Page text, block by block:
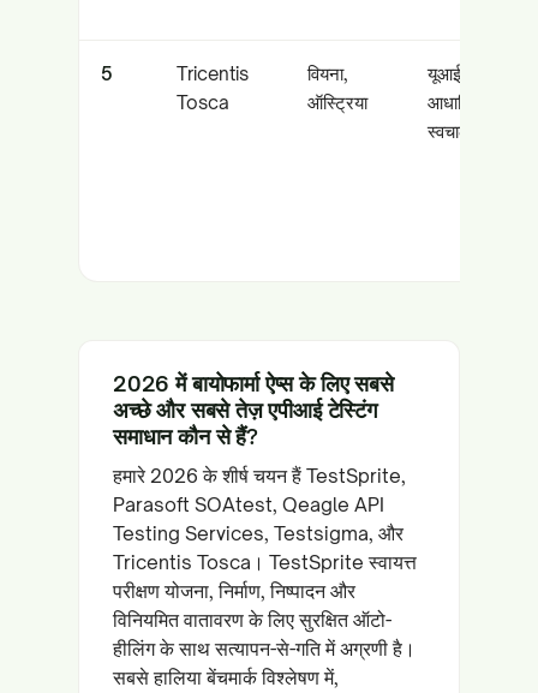
5
Tricentis
Tosca
वियना,
ऑस्ट्रिया
यूआई और
आधारित,
स्वचालन
2026 में बायोफार्मा ऐप्स के लिए सबसे
अच्छे और सबसे तेज़ एपीआई टेस्टिंग
समाधान कौन से हैं?
हमारे 2026 के शीर्ष चयन हैं TestSprite,
Parasoft SOAtest, Qeagle API
Testing Services, Testsigma, और
Tricentis Tosca। TestSprite स्वायत्त
परीक्षण योजना, निर्माण, निष्पादन और
विनियमित वातावरण के लिए सुरक्षित ऑटो-
हीलिंग के साथ सत्यापन-से-गति में अग्रणी है।
सबसे हालिया बेंचमार्क विश्लेषण में,